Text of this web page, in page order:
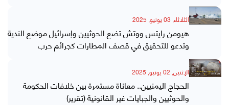
الثلاثاء, 03 يونيو, 2025
هيومن رايتس ووتش تضع الحوثيين وإسرائيل موضع الندية
وتدعو للتحقيق في قصف المطارات كجرائم حرب
الإثنين, 02 يونيو, 2025
الحجاج اليمنيين.. معاناة مستمرة بين خلافات الحكومة
والحوثيين والجبايات غير القانونية (تقرير)